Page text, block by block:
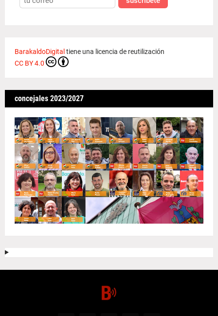
BarakaldoDigital tiene una licencia de reutilización
CC BY 4.0
concejales 2023/2027